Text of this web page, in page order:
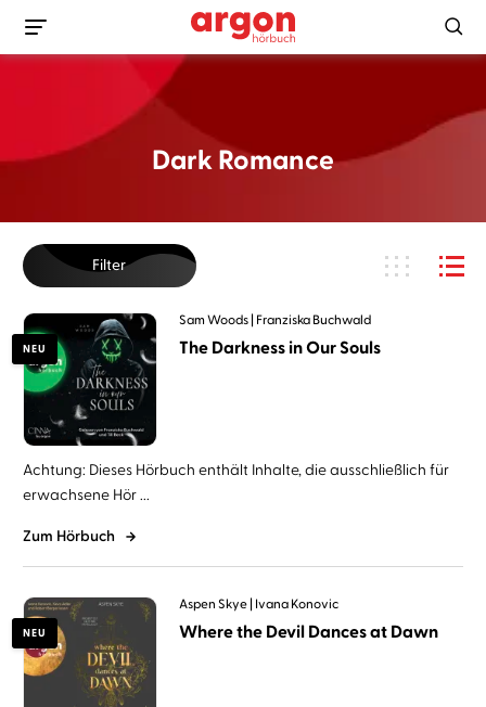
Dark Romance
Filter
NEU
Sam Woods Franziska Buchwald
The Darkness in Our Souls
Achtung: Dieses Hörbuch enthält Inhalte, die ausschließlich für
erwachsene Hör ...
Zum Hörbuch
NEU
Aspen Skye Ivana Konovic
Where the Devil Dances at Dawn